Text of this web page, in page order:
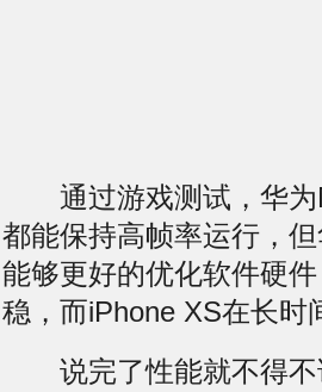
通过游戏测试，华为
都能保持高帧率运行，
能够更好的优化软件硬
稳，而iPhone XS在长时
说完了性能就不得不